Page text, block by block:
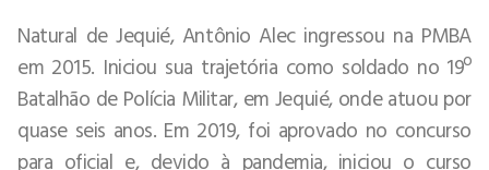
Natural de Jequié, Antônio Alec ingressou na PMBA
em 2015. Iniciou sua trajetória como soldado no 19º
Batalhão de Polícia Militar, em Jequié, onde atuou por
quase seis anos. Em 2019, foi aprovado no concurso
para oficial e, devido à pandemia, iniciou o curso